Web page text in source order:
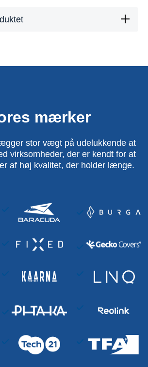
mærker
stor vægt på udelukkende at
virksomheder, der er kendt for at
af høj kvalitet, der holder længe.